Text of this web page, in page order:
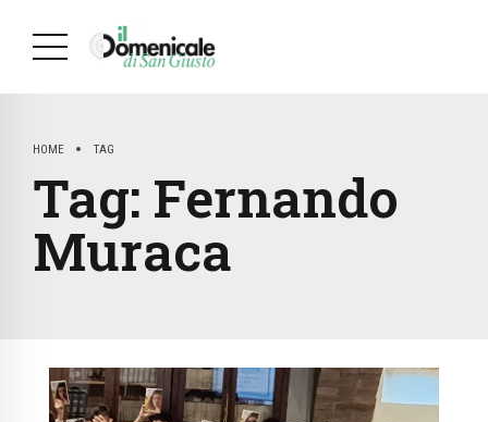
HOME TAG
Tag: Fernando
Muraca